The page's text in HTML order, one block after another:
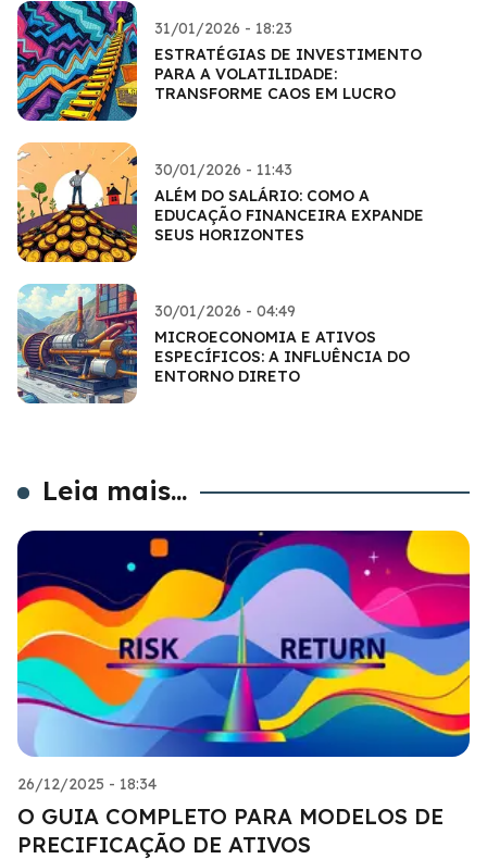
31/01/2026 - 18:23
ESTRATÉGIAS DE INVESTIMENTO
PARA A VOLATILIDADE:
TRANSFORME CAOS EM LUCRO
30/01/2026 - 11:43
ALÉM DO SALÁRIO: COMO A
EDUCAÇÃO FINANCEIRA EXPANDE
SEUS HORIZONTES
30/01/2026 - 04:49
MICROECONOMIA E ATIVOS
ESPECÍFICOS: A INFLUÊNCIA DO
ENTORNO DIRETO
Leia mais...
26/12/2025 - 18:34
O GUIA COMPLETO PARA MODELOS DE
PRECIFICAÇÃO DE ATIVOS